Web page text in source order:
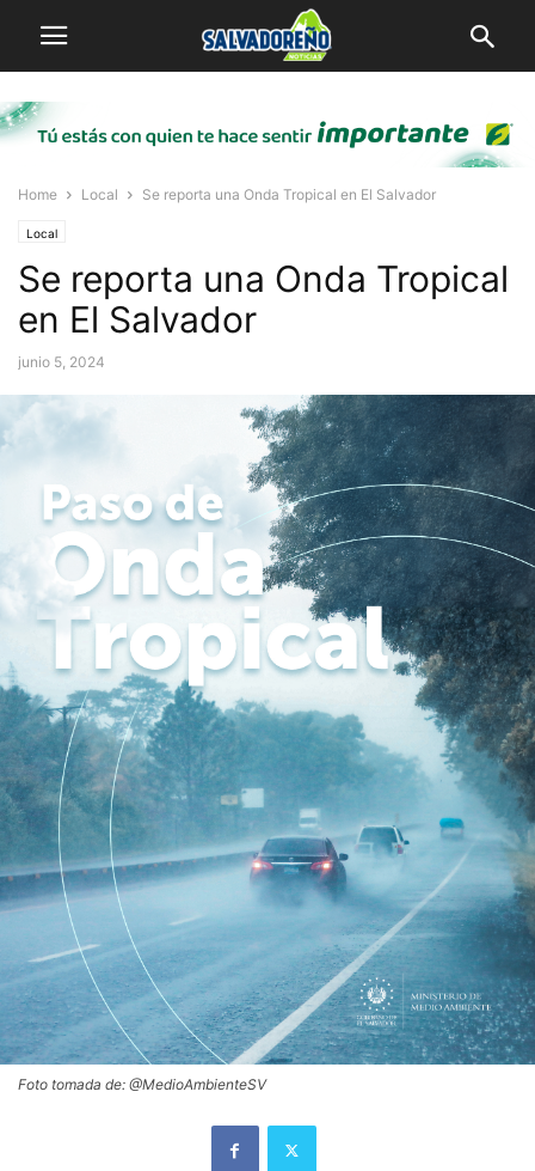
Home Local Se reporta una Onda Tropical en El Salvador
Local
Se reporta una Onda Tropical
en El Salvador
junio 5, 2024
Foto tomada de: @MedioAmbienteSV